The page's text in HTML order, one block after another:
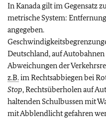
In Kanada gilt im Gegensatz
metrische System:
angegeben.
Deutschland, auf
Abweichungen der
z.B.im Rechtsabbiegen bei
Stop, Rechtsüberholen auf
haltenden Schulbussen mit
mit Abblendlicht gefahren